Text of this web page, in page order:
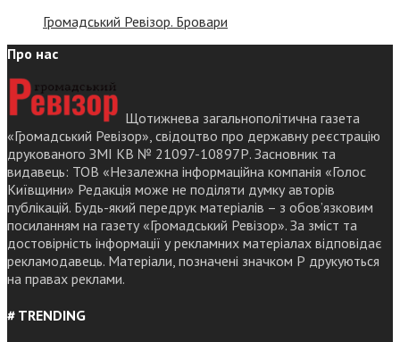
Громадський Ревізор. Бровари
Про нас
Щотижнева загальнополітична газета
«Громадський Ревізор», свідоцтво про державну реєстрацію
друкованого ЗМІ КВ № 21097-10897Р. Засновник та
видавець: ТОВ «Незалежна інформаційна компанія «Голос
Київщини» Редакція може не поділяти думку авторів
публікацій. Будь-який передрук матеріалів – з обов’язковим
посиланням на газету «Громадський Ревізор». За зміст та
достовірність інформації у рекламних матеріалах відповідає
рекламодавець. Матеріали, позначені значком Р друкуються
на правах реклами.
# TRENDING